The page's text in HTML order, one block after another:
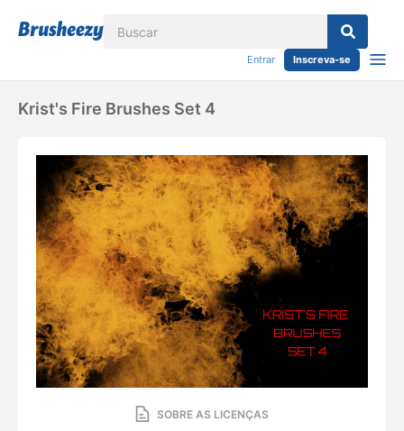
Entrar Inscreva-se
Krist's Fire Brushes Set 4
SOBRE AS LICENÇAS